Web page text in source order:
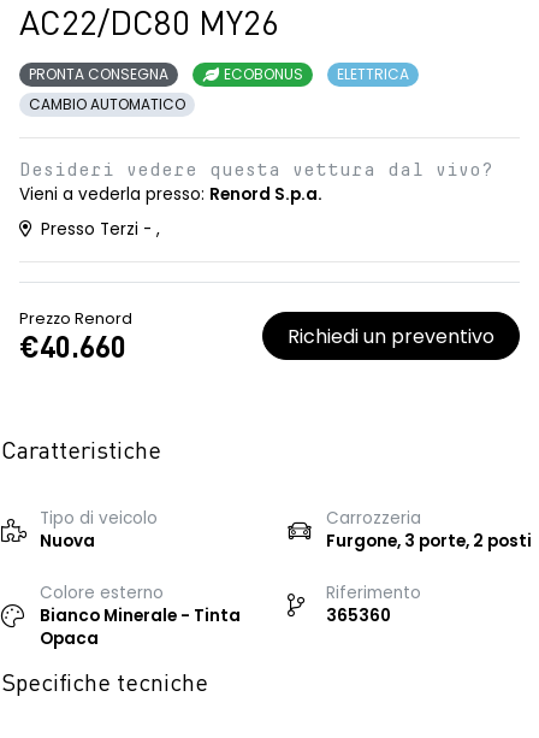
AC22/DC80 MY26
PRONTA CONSEGNA ECOBONUS
ELETTRICA
CAMBIO AUTOMATICO
Desideri vedere questa vettura dal vivo?
Vieni a vederla presso: Renord S.p.a.
Presso Terzi - ,
Prezzo Renord
€40.660 Richiedi un preventivo
Caratteristiche
Tipo di veicolo
Nuova
Carrozzeria
Furgone, 3 porte, 2 posti
Colore esterno
Bianco Minerale - Tinta
Opaca
Riferimento
365360
Specifiche tecniche